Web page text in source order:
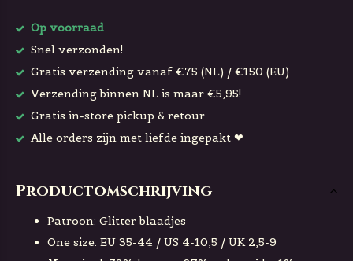
Op voorraad
Snel verzonden!
Gratis verzending vanaf €75 (NL) / €150 (EU)
Verzending binnen NL is maar €5,95!
Gratis in-store pickup & retour
Alle orders zijn met liefde ingepakt ❤
Productomschrijving
Patroon: Glitter blaadjes
One size: EU 35-44 / US 4-10,5 / UK 2,5-9